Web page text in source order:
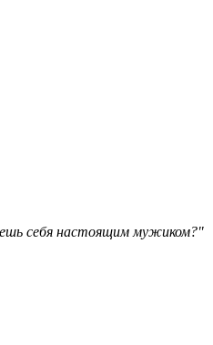
себя настоящим мужиком?"